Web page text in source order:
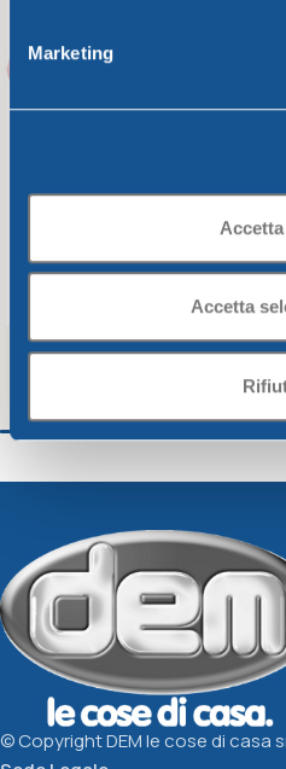
Marketing
Accetta
BICCHIERE BIBITA CC.450
CRYSTALWAY
© Copyright DEM le cose di casa